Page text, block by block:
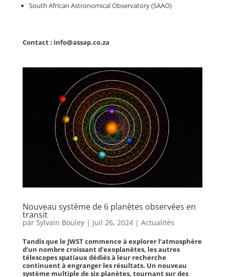
South African Astronomical Observatory (SAAO)
Contact : info@assap.co.za
Nouveau système de 6 planètes observées en
transit
par Sylvain Bouley| Juil 26, 2024| Actualités
Tandis que le JWST commence à explorer l’atmosphère
d’un nombre croissant d’exoplanètes, les autres
télescopes spatiaux dédiés à leur recherche
continuent à engranger les résultats. Un nouveau
système multiple de six planètes, tournant sur des